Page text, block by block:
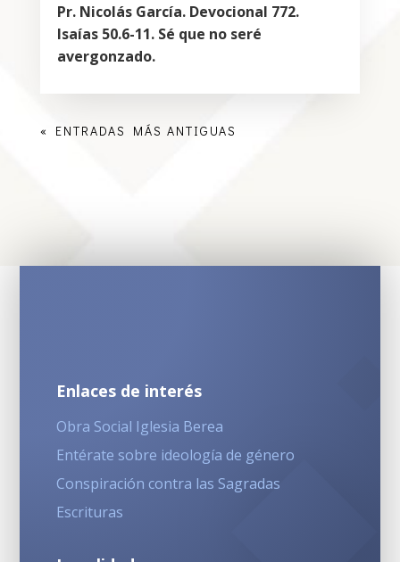
Pr. Nicolás García. Devocional 772.
Isaías 50.6-11. Sé que no seré
avergonzado.
« ENTRADAS MÁS ANTIGUAS
Enlaces de interés
Obra Social Iglesia Berea
Entérate sobre ideología de género
Conspiración contra las Sagradas
Escrituras